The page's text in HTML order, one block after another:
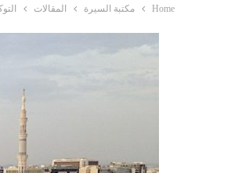
Home مكتبة السيرة المقالات